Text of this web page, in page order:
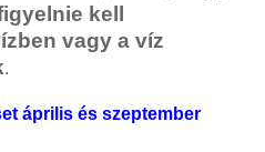
kell
vagy a víz
.
április és szeptember